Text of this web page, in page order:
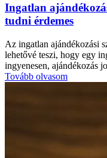
Ingatlan
tudni érdemes
Az ingatlan ajándékozási
lehetővé teszi, hogy egy
ingyenesen, ajándékozás
Tovább olvasom